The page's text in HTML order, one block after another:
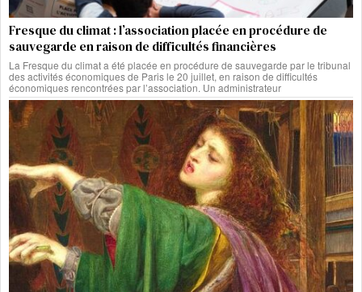
Fresque du climat : l’association placée en procédure de
sauvegarde en raison de difficultés financières
La Fresque du climat a été placée en procédure de sauvegarde par le tribunal
des activités économiques de Paris le 20 juillet, en raison de difficultés
économiques rencontrées par l’association. Un administrateur